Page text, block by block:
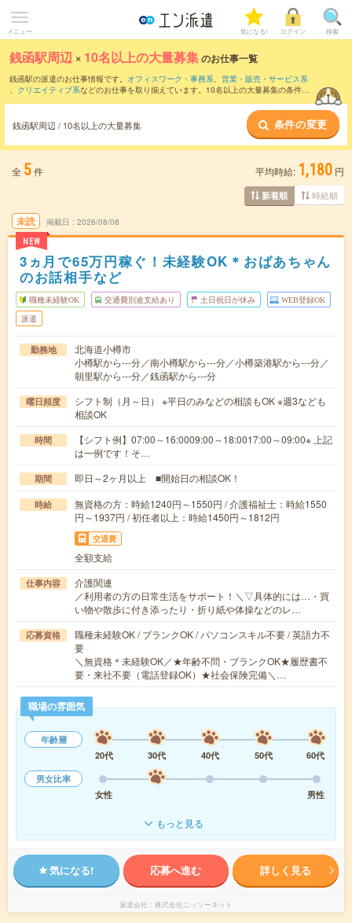
メニュー 気になる! ログイン 検索
銭函駅周辺 × 10名以上の大量募集のお仕事一覧
銭函駅の派遣のお仕事情報です。 オフィスワーク・事務系、 営業・販売・サービス系
、 クリエイティブ系などのお仕事を取り揃えています。10名以上の大量募集の条件の
銭函駅周辺 / 10名以上の大量募集 条件の変更
全 5件 平均時給: 1,180 円
新着順 時給順
未読
NEW
掲載日 2026/08/08
3ヵ月で65万円稼ぐ！未経験OK＊おばあちゃん
のお話相手など
職種未経験OK 交通費別途支給あり 土日祝日が休み WEB登録OK
派遣
勤務地
北海道小樽市
小樽駅から---分／南小樽駅から---分／小樽築港駅から---分／
朝里駅から---分／銭函駅から---分
曜日頻度
シフト制（月～日） ※平日のみなどの相談もOK ※週3なども
相談OK
時間
【シフト例】07:00～16:0009:00～18:0017:00～09:00※ 上記
は一例です！そ…
期間 即日～2ヶ月以上 ■開始日の相談OK！
時給
無資格の方：時給1240円～1550円 / 介護福祉士：時給1550
円～1937円 / 初任者以上：時給1450円～1812円
交通費
全額支給
仕事内容
介護関連
／利用者の方の日常生活をサポート！＼▽具体的には…・買
い物や散歩に付き添ったり・折り紙や体操などのレ…
応募資格
職種未経験OK / ブランクOK / パソコンスキル不要 / 英語力不
要
＼無資格＊未経験OK／★年齢不問・ブランクOK★履歴書不
要・来社不要（電話登録OK）★社会保険完備＼…
職場の雰囲気
年齢層
20代
30代 40代 50代
60代
男女比率
女性
男性
もっと見る
気になる! 応募へ進む 詳しく見る
派遣会社 株式会社ニッソーネット